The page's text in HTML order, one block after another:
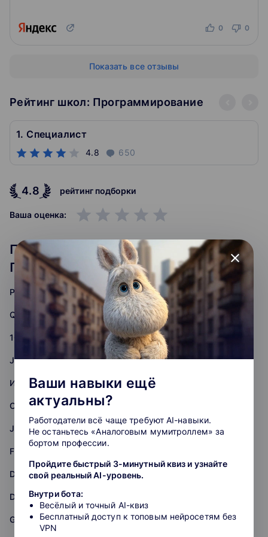
0 0
Показать все отзывы
Рейтинг школ: Программирование
1. Специалист
4.8 650
4.8 рейтинг подборки
Ваша оценка: grade grade grade grade grade
Популярные курсы:
Программирование
Python-разработка
QA-тестирование
1C-разработка
Java-разработка
Информационная безопасность
Системное администрирование
JavaScript-разработка
Frontend-разработка
Data Science
DevOps
Golang-разработка
close
Ваши навыки ещё
актуальны?
Работодатели всё чаще требуют AI-навыки.
Не останьтесь «Аналоговым мумитроллем» за
бортом профессии.
Пройдите быстрый 3-минутный квиз и узнайте
свой реальный AI-уровень.
Внутри бота:
Весёлый и точный AI-квиз
Бесплатный доступ к топовым нейросетям без
VPN